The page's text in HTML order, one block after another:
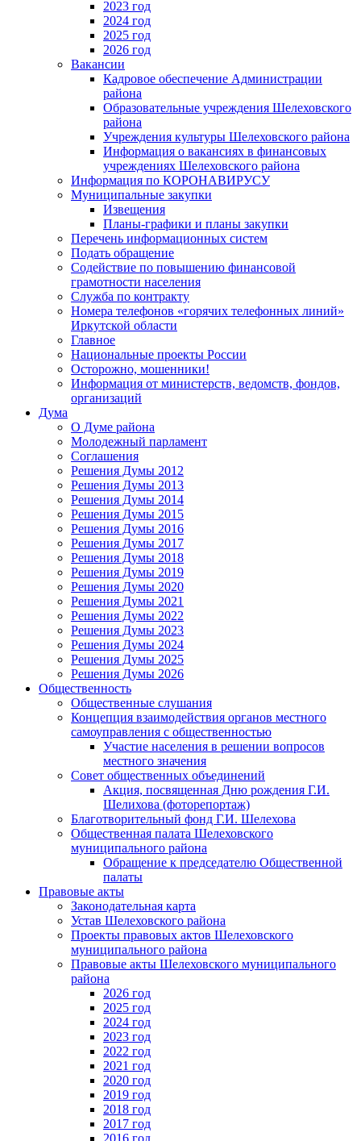
2023 год
2024 год
2025 год
2026 год
Вакансии
Кадровое обеспечение Администрации
района
Образовательные учреждения Шелеховского
района
Учреждения культуры Шелеховского района
Информация о вакансиях в финансовых
учреждениях Шелеховского района
Информация по КОРОНАВИРУСУ
Муниципальные закупки
Извещения
Планы-графики и планы закупки
Перечень информационных систем
Подать обращение
Содействие по повышению финансовой
грамотности населения
Служба по контракту
Номера телефонов «горячих телефонных линий»
Иркутской области
Главное
Национальные проекты России
Осторожно, мошенники!
Информация от министерств, ведомств, фондов,
организаций
Дума
О Думе района
Молодежный парламент
Соглашения
Решения Думы 2012
Решения Думы 2013
Решения Думы 2014
Решения Думы 2015
Решения Думы 2016
Решения Думы 2017
Решения Думы 2018
Решения Думы 2019
Решения Думы 2020
Решения Думы 2021
Решения Думы 2022
Решения Думы 2023
Решения Думы 2024
Решения Думы 2025
Решения Думы 2026
Общественность
Общественные слушания
Концепция взаимодействия органов местного
самоуправления с общественностью
Участие населения в решении вопросов
местного значения
Совет общественных объединений
Акция, посвященная Дню рождения Г.И.
Шелихова (фоторепортаж)
Благотворительный фонд Г.И. Шелехова
Общественная палата Шелеховского
муниципального района
Обращение к председателю Общественной
палаты
Правовые акты
Законодательная карта
Устав Шелеховского района
Проекты правовых актов Шелеховского
муниципального района
Правовые акты Шелеховского муниципального
района
2026 год
2025 год
2024 год
2023 год
2022 год
2021 год
2020 год
2019 год
2018 год
2017 год
2016 год